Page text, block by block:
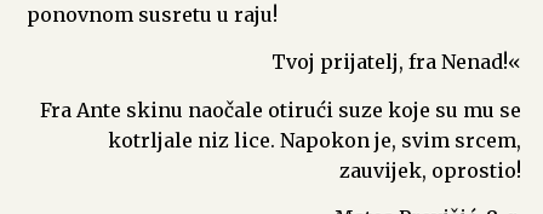
ponovnom susretu u raju!
Tvoj prijatelj, fra Nenad!«
Fra Ante skinu naočale otirući suze koje su mu se
kotrljale niz lice. Napokon je, svim srcem,
zauvijek, oprostio!